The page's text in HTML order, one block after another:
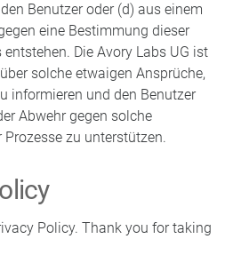
Benutzer oder (d) aus einem
eine Bestimmung dieser
entstehen. Die Avory Labs UG ist
solche etwaigen Ansprüche,
informieren und den Benutzer
Abwehr gegen solche
zu unterstützen.
Policy. Thank you for taking